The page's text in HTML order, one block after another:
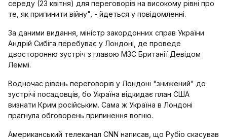
середу (23 квітня) для переговорів на високому рівні про
те, як припинити війну", - йдеться у повідомленні.
За даними видання, міністр закордонних справ України
Андрій Сибіга перебуває у Лондоні, де проведе
двосторонню зустріч з главою МЗС Британії Девідом
Леммі.
Водночас рівень переговорів у Лондоні "знижений" до
зустрічі посадовців, бо Україна відкидає план США
визнати Крим російським. Сама ж Україна в Лондоні
прагнула обговорень припинення вогню.
Американський телеканал CNN написав, що Рубіо скасував